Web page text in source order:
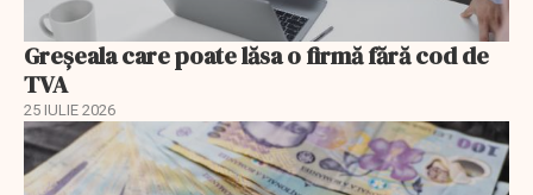
Greșeala care poate lăsa o firmă fără cod de
TVA
25 IULIE 2026